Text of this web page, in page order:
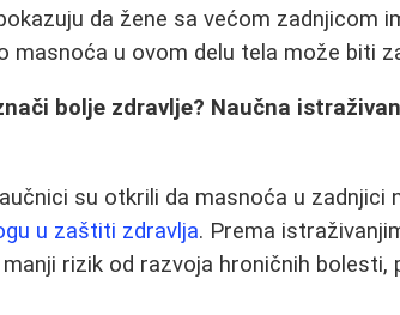
da žene sa većom zadnjicom
masnoća u ovom delu tela može biti
bolje zdravlje? Naučna
su otkrili da masnoća u
u zaštiti zdravlja. Prema
rizik od razvoja hroničnih bolesti,